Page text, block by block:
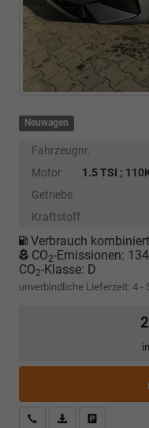
Neuwagen
Fahrzeugnr.
Motor
1.5 TSI ;
Getriebe
Kraftstoff
Verbrauch
CO2-Emissionen:
CO2-Klasse: D
unverbindliche Lieferzeit: 4 -
Kostenloser Rückruf-Service
PDF-Datei,